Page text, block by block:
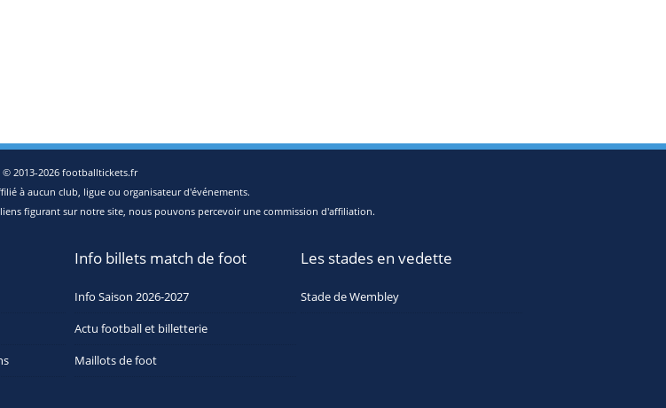
© 2013-2026 footballtickets.fr
à aucun club, ligue ou organisateur d'événements.
figurant sur notre site, nous pouvons percevoir une commission d'affiliation.
Info billets match de foot
Info Saison 2026-2027
Actu football et billetterie
Maillots de foot
Les stades en vedette
Stade de Wembley